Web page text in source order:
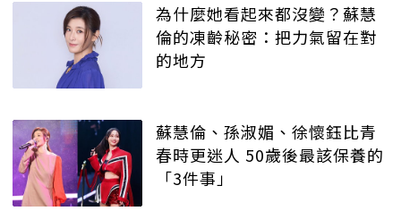
為什麼她看起來都沒變？蘇慧
倫的凍齡秘密：把力氣留在對
的地方
蘇慧倫、孫淑媚、徐懷鈺比青
春時更迷人 50歲後最該保養的
「3件事」